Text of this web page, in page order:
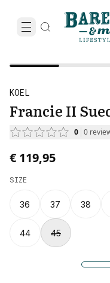
KOEL
Francie II
0 0
€ 119,95
SIZE
36 37 38
44 45